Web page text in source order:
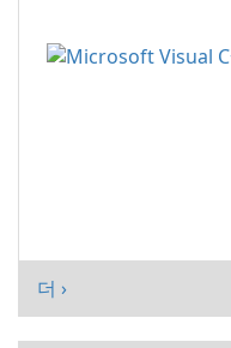
더 ›